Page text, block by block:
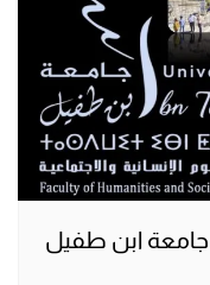
جامعة ابن طفيل